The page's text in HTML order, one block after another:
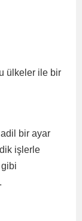
ülkeler ile bir
bir ayar
işlerle
gibi